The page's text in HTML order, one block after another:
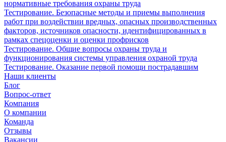
нормативные требования охраны труда
Тестирование. Безопасные методы и приемы выполнения
работ при воздействии вредных, опасных производственных
факторов, источников опасности, идентифицированных в
рамках спецоценки и оценки профрисков
Тестирование. Общие вопросы охраны труда и
функционирования системы управления охраной труда
Тестирование. Оказание первой помощи пострадавшим
Наши клиенты
Блог
Вопрос-ответ
Компания
О компании
Команда
Отзывы
Вакансии